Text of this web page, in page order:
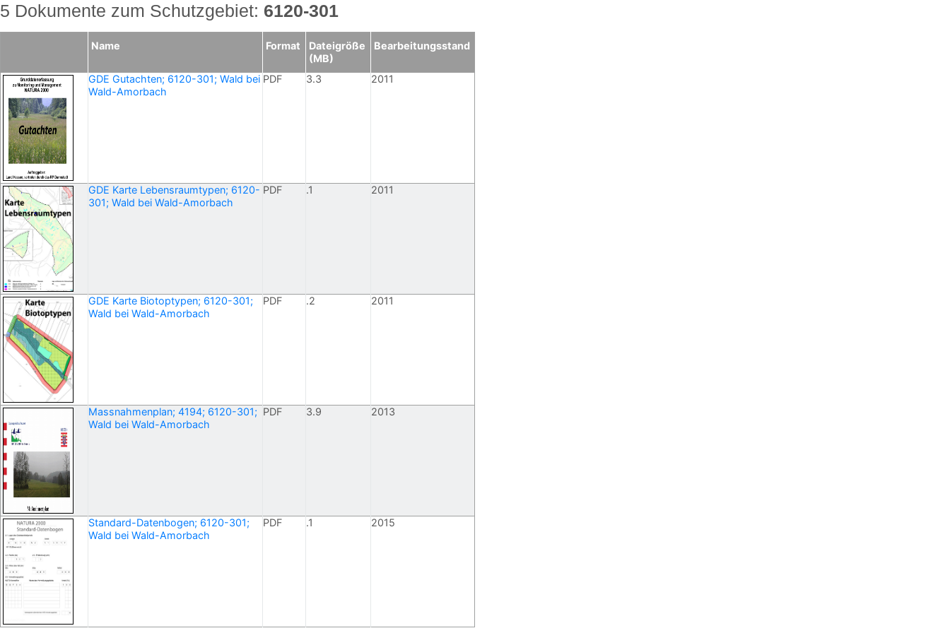
5 Dokumente zum Schutzgebiet: 6120-301
Name Format
Dateigröße
(MB)
Bearbeitungsstand
GDE Gutachten; 6120-301; Wald bei
Wald-Amorbach
PDF 3.3 2011
GDE Karte Lebensraumtypen; 6120-
301; Wald bei Wald-Amorbach
PDF .1 2011
GDE Karte Biotoptypen; 6120-301;
Wald bei Wald-Amorbach
PDF .2 2011
Massnahmenplan; 4194; 6120-301;
Wald bei Wald-Amorbach
PDF 3.9 2013
Standard-Datenbogen; 6120-301;
Wald bei Wald-Amorbach
PDF .1 2015